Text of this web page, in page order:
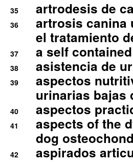
35 artrodesis de
36
artrosis canina
el tratamiento
37 a self
38 asistencia de
39
aspectos
urinarias bajas
40 aspectos
41
aspects of the
dog
42 aspirados